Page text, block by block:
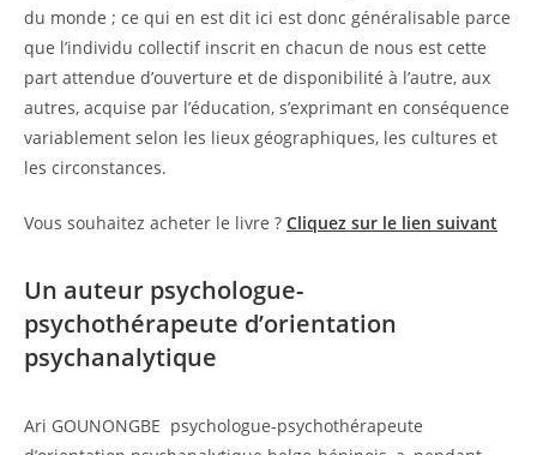
du monde ; ce qui en est dit ici est donc généralisable parce
que l’individu collectif inscrit en chacun de nous est cette
part attendue d’ouverture et de disponibilité à l’autre, aux
autres, acquise par l’éducation, s’exprimant en conséquence
variablement selon les lieux géographiques, les cultures et
les circonstances.
Vous souhaitez acheter le livre ? Cliquez sur le lien suivant
Un auteur psychologue-
psychothérapeute d’orientation
psychanalytique
Ari GOUNONGBE psychologue-psychothérapeute